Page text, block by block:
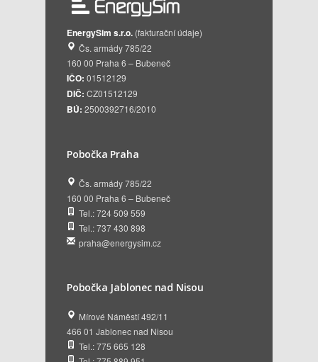
EnergySim s.r.o. (fakturační údaje)
Čs. armády 785/22
160 00 Praha 6 – Bubeneč
IČO: 01512129
DIČ: CZ01512129
BÚ: 2500392716/2010
Pobočka Praha
Čs. armády 785/22
160 00 Praha 6 – Bubeneč
Tel.: 724 509 559
Tel.: 737 430 898
praha@energysim.cz
Pobočka Jablonec nad Nisou
Mírové Náměstí 492/11
466 01 Jablonec nad Nisou
Tel.: 775 665 128